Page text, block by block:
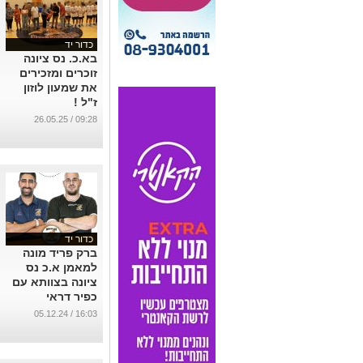
כדור יד
בא.כ. נס ציונה
זוכרים ומזכירים
את שמעון לוזון
ז"ל !
...
09:28 / 26.05.25
כדור יד
ברק פריד מונה
למאמן א.כ נס
ציונה בצוותא עם
כפיר דראי
...
16:03 / 05.12.24